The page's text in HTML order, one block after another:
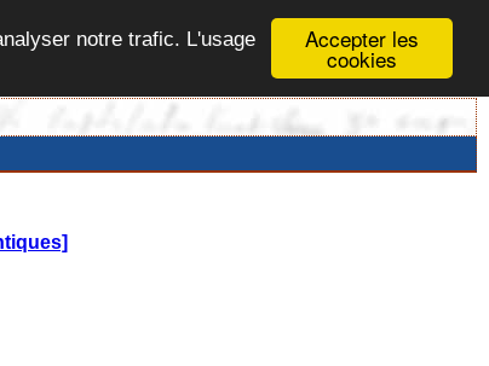
Accepter les
cookies
notre trafic. L'usage